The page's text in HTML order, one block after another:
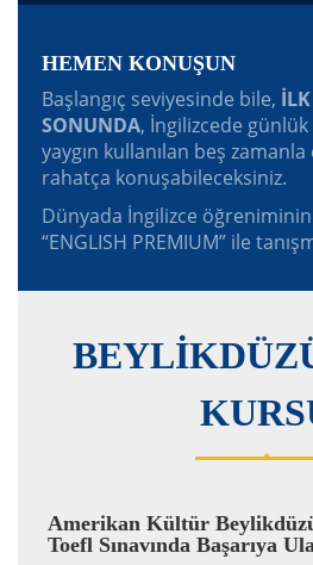
HEMEN KONUŞUN
Başlangıç seviyesinde bile,
SONUNDA, İngilizcede
yaygın kullanılan beş
rahatça konuşabileceksiniz.
Dünyada İngilizce
“ENGLISH PREMIUM” ile
Amerikan Kültür
Toefl Sınavında Başarıya